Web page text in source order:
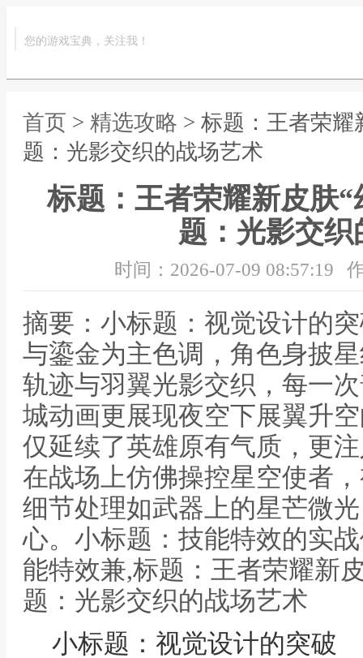
您的游戏宝典，关注我！
首页 > 精选攻略 > 标题：王者荣耀
题：光影交织的战场艺术
标题：王者荣耀新皮肤
题：光影交织
时间：2026-07-09 08:57:19
摘要：小标题：视觉设计的
与鎏金为主色调，角色身披
轨迹与羽翼光影交织，每一
城动画更展现夜空下展翼升
仅延续了英雄原有气质，更
在战场上仿佛操控星空使者
细节处理如武器上的星芒微
心。小标题：技能特效的实
能特效兼,标题：王者荣耀新
题：光影交织的战场艺术
小标题：视觉设计的突破